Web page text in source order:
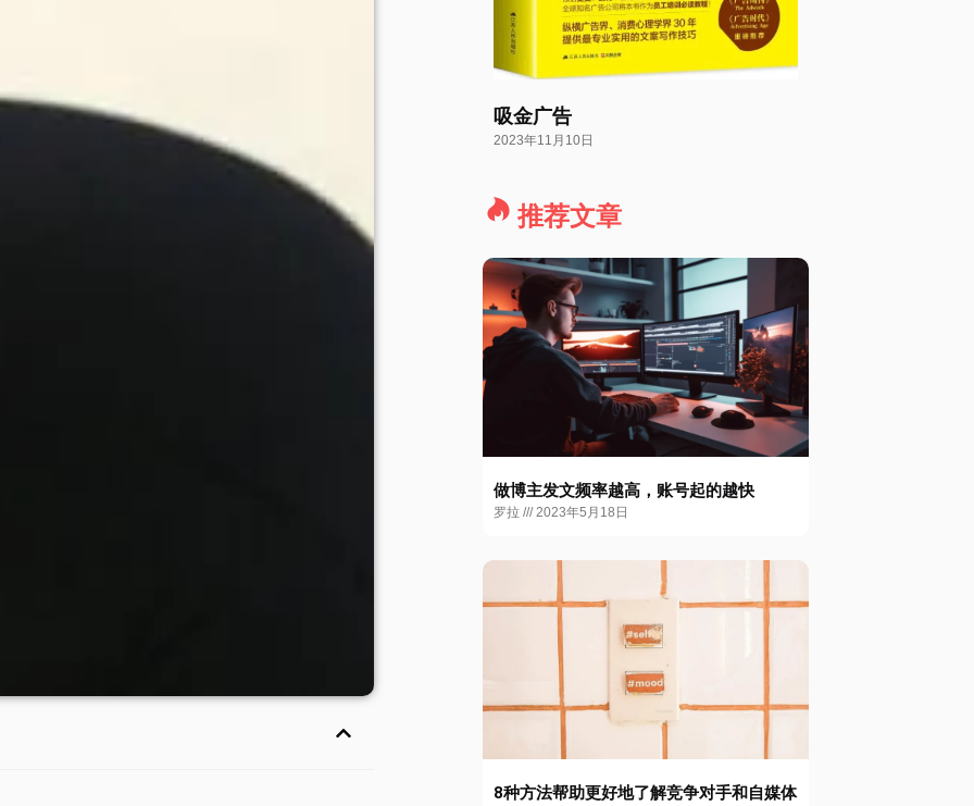
吸金广告
2023年11月10日
推荐文章
做博主发文频率越高，账号起的越快
罗拉 2023年5月18日
8种方法帮助更好地了解竞争对手和自媒体